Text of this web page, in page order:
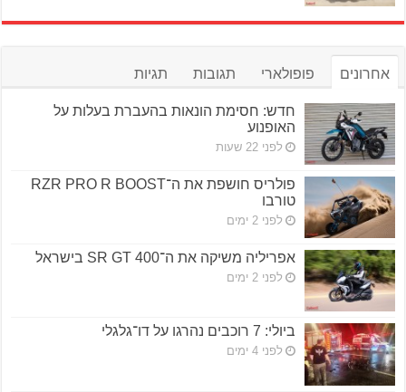
אחרונים פופולארי תגובות תגיות
חדש: חסימת הונאות בהעברת בעלות על
האופנוע
לפני 22 שעות
פולריס חושפת את ה־RZR PRO R BOOST
טורבו
לפני 2 ימים
אפריליה משיקה את ה־SR GT 400 בישראל
לפני 2 ימים
ביולי: 7 רוכבים נהרגו על דו־גלגלי
לפני 4 ימים